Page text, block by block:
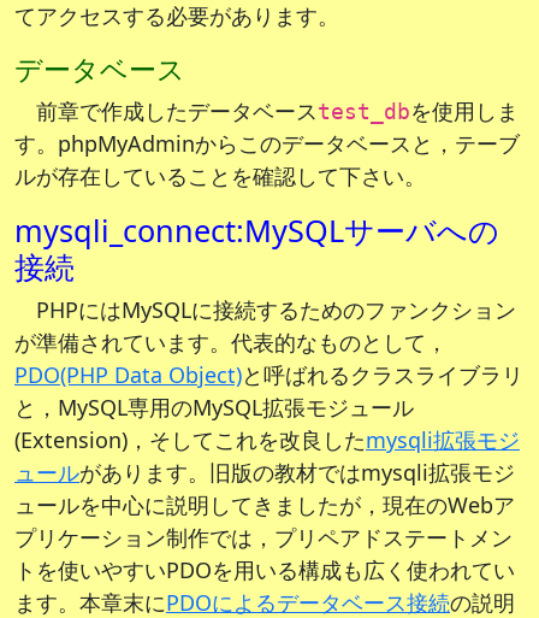
てアクセスする必要があります。
データベース
前章で作成したデータベースtest_dbを使用しま
す。phpMyAdminからこのデータベースと，テーブ
ルが存在していることを確認して下さい。
mysqli_connect:MySQLサーバへの
接続
PHPにはMySQLに接続するためのファンクション
が準備されています。代表的なものとして，
PDO(PHP Data Object)と呼ばれるクラスライブラリ
と，MySQL専用のMySQL拡張モジュール
(Extension)，そしてこれを改良したmysqli拡張モジ
ュールがあります。旧版の教材ではmysqli拡張モジ
ュールを中心に説明してきましたが，現在のWebア
プリケーション制作では，プリペアドステートメン
トを使いやすいPDOを用いる構成も広く使われてい
ます。本章末にPDOによるデータベース接続の説明